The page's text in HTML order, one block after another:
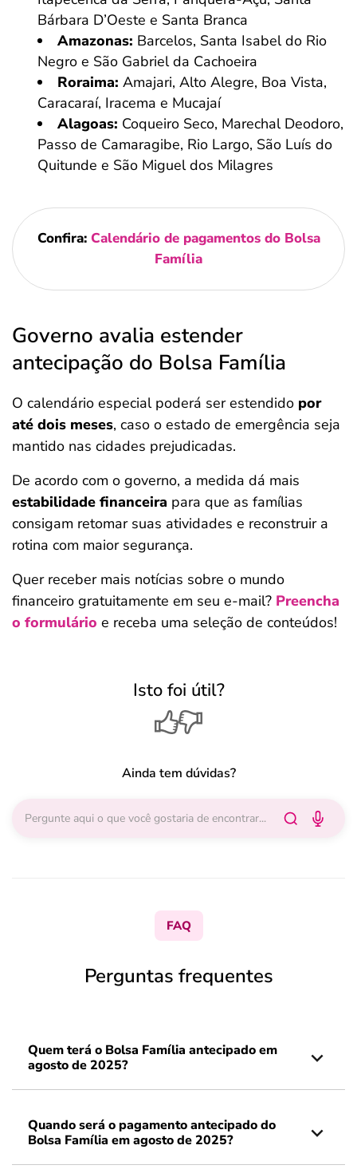
Bárbara D’Oeste e Santa Branca
Amazonas: Barcelos, Santa Isabel do Rio
Negro e São Gabriel da Cachoeira
Roraima: Amajari, Alto Alegre, Boa Vista,
Caracaraí, Iracema e Mucajaí
Alagoas: Coqueiro Seco, Marechal Deodoro,
Passo de Camaragibe, Rio Largo, São Luís do
Quitunde e São Miguel dos Milagres
Confira: Calendário de pagamentos do Bolsa
Família
Governo avalia estender
antecipação do Bolsa Família
O calendário especial poderá ser estendido por
até dois meses, caso o estado de emergência seja
mantido nas cidades prejudicadas.
De acordo com o governo, a medida dá mais
estabilidade financeira para que as famílias
consigam retomar suas atividades e reconstruir a
rotina com maior segurança.
Quer receber mais notícias sobre o mundo
financeiro gratuitamente em seu e-mail? Preencha
o formulário e receba uma seleção de conteúdos!
Isto foi útil?
Ainda tem dúvidas?
FAQ
Perguntas frequentes
Quem terá o Bolsa Família antecipado em
agosto de 2025?
Quando será o pagamento antecipado do
Bolsa Família em agosto de 2025?